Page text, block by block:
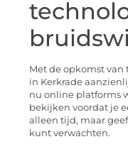
Met de opkomst
in Kerkrade
nu online platforms
bekijken voordat je
alleen tijd, maar
kunt verwachten.